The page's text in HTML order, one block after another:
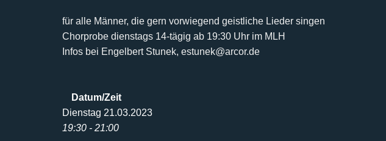
für alle Männer, die gern vorwiegend geistliche Lieder singen
Chorprobe dienstags 14-tägig ab 19:30 Uhr im MLH
Infos bei Engelbert Stunek, estunek@arcor.de
Datum/Zeit
Dienstag 21.03.2023
19:30 - 21:00